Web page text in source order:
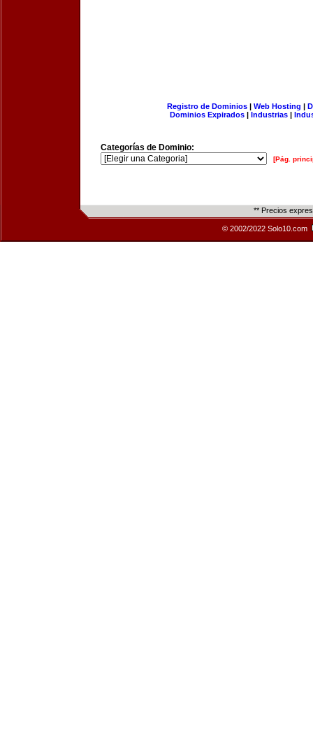
Registro de Dominios| Web Hosting |
Dominios Expirados | Industrias |
Categorías de Dominio:
[Pág.
** Precios
© 2002/2022 Solo10.com